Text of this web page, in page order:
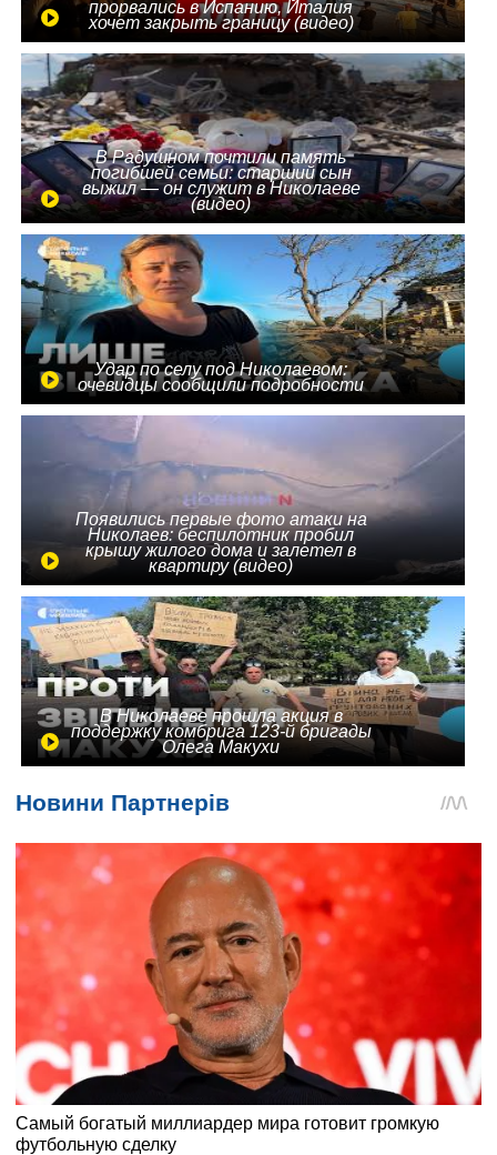
прорвались в Испанию, Италия
хочет закрыть границу (видео)
В Радушном почтили память
погибшей семьи: старший сын
выжил — он служит в Николаеве
(видео)
Удар по селу под Николаевом:
очевидцы сообщили подробности
Появились первые фото атаки на
Николаев: беспилотник пробил
крышу жилого дома и залетел в
квартиру (видео)
В Николаеве прошла акция в
поддержку комбрига 123-й бригады
Олега Макухи